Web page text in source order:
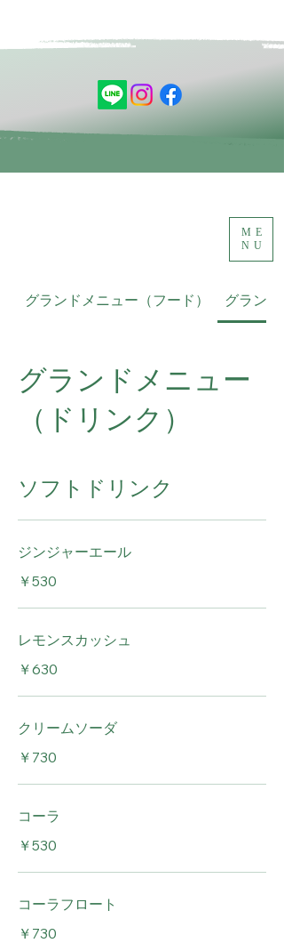
ME
NU
グランドメニュー（フード） グラン
グランドメニュー
（ドリンク）
ソフトドリンク
ジンジャーエール
￥530
レモンスカッシュ
￥630
クリームソーダ
￥730
コーラ
￥530
コーラフロート
￥730